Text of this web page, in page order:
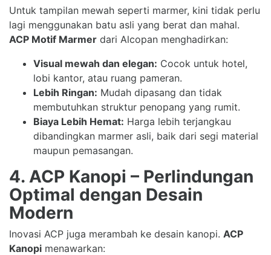
Untuk tampilan mewah seperti marmer, kini tidak perlu
lagi menggunakan batu asli yang berat dan mahal.
ACP Motif Marmer dari Alcopan menghadirkan:
Visual mewah dan elegan: Cocok untuk hotel,
lobi kantor, atau ruang pameran.
Lebih Ringan: Mudah dipasang dan tidak
membutuhkan struktur penopang yang rumit.
Biaya Lebih Hemat: Harga lebih terjangkau
dibandingkan marmer asli, baik dari segi material
maupun pemasangan.
4. ACP Kanopi – Perlindungan
Optimal dengan Desain
Modern
Inovasi ACP juga merambah ke desain kanopi. ACP
Kanopi menawarkan: